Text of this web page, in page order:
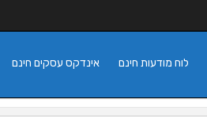
אינדקס עסקים חינם לוח מודעות חינם